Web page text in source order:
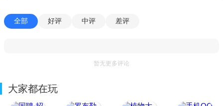
全部 好评 中评 差评
暂无更多评论
大家都在玩